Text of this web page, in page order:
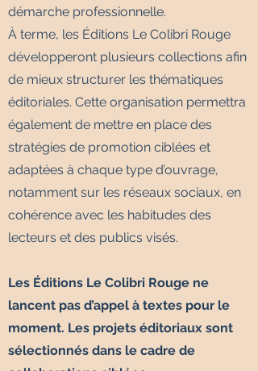
démarche professionnelle.
À terme, les Éditions Le Colibri Rouge
développeront plusieurs collections afin
de mieux structurer les thématiques
éditoriales. Cette organisation permettra
également de mettre en place des
stratégies de promotion ciblées et
adaptées à chaque type d’ouvrage,
notamment sur les réseaux sociaux, en
cohérence avec les habitudes des
lecteurs et des publics visés.
Les Éditions Le Colibri Rouge ne
lancent pas d’appel à textes pour le
moment. Les projets éditoriaux sont
sélectionnés dans le cadre de